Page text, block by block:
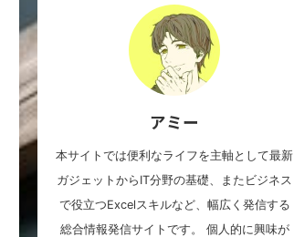
アミー
本サイトでは便利なライフを主軸として最新
ガジェットからIT分野の基礎、またビジネス
で役立つExcelスキルなど、幅広く発信する
総合情報発信サイトです。 個人的に興味が